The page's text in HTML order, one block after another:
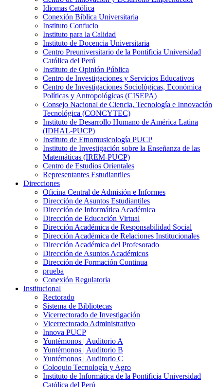
Idiomas Católica
Conexión Bíblica Universitaria
Instituto Confucio
Instituto para la Calidad
Instituto de Docencia Universitaria
Centro Preuniversitario de la Pontificia Universidad
Católica del Perú
Instituto de Opinión Pública
Centro de Investigaciones y Servicios Educativos
Centro de Investigaciones Sociológicas, Económica
Políticas y Antropológicas (CISEPA)
Consejo Nacional de Ciencia, Tecnología e Innovación
Tecnológica (CONCYTEC)
Instituto de Desarrollo Humano de América Latina
(IDHAL-PUCP)
Instituto de Etnomusicología PUCP
Instituto de Investigación sobre la Enseñanza de las
Matemáticas (IREM-PUCP)
Centro de Estudios Orientales
Representantes Estudiantiles
Direcciones
Oficina Central de Admisión e Informes
Dirección de Asuntos Estudiantiles
Dirección de Informática Académica
Dirección de Educación Virtual
Dirección Académica de Responsabilidad Social
Dirección Académica de Relaciones Institucionales
Dirección Académica del Profesorado
Dirección de Asuntos Académicos
Dirección de Formación Continua
prueba
Conexión Regulatoria
Institucional
Rectorado
Sistema de Bibliotecas
Vicerrectorado de Investigación
Vicerrectorado Administrativo
Innova PUCP
Yuntémonos | Auditorio A
Yuntémonos | Auditorio B
Yuntémonos | Auditorio C
Coloquio Tecnología y Agro
Instituto de Informática de la Pontificia Universidad
Católica del Perú